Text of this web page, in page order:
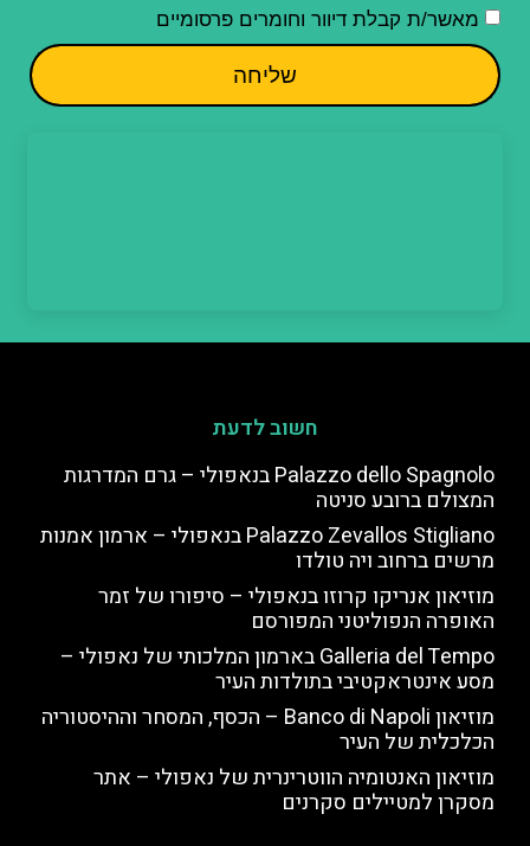
מאשר/ת קבלת דיוור וחומרים פרסומיים
שליחה
חשוב לדעת
Palazzo dello Spagnolo בנאפולי – גרם המדרגות
המצולם ברובע סניטה
Palazzo Zevallos Stigliano בנאפולי – ארמון אמנות
מרשים ברחוב ויה טולדו
מוזיאון אנריקו קרוזו בנאפולי – סיפורו של זמר
האופרה הנפוליטני המפורסם
Galleria del Tempo בארמון המלכותי של נאפולי –
מסע אינטראקטיבי בתולדות העיר
מוזיאון Banco di Napoli – הכסף, המסחר וההיסטוריה
הכלכלית של העיר
מוזיאון האנטומיה הווטרינרית של נאפולי – אתר
מסקרן למטיילים סקרנים